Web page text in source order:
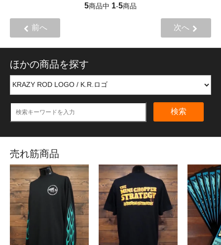
5商品中 1-5商品
前へ 次へ
ほかの商品を探す
検索
売れ筋商品